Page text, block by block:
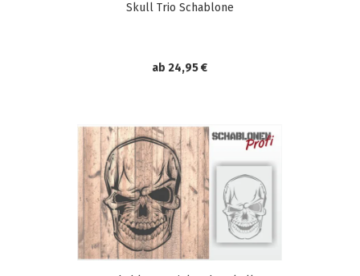
Skull Trio Schablone
ab 24,95 €